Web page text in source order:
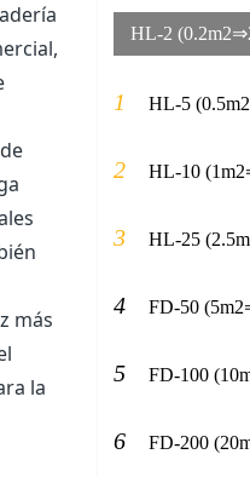
más
la
HL-2
1 HL-5
2 HL-10
3 HL-25
4 FD-50
5 FD-100
6 FD-200